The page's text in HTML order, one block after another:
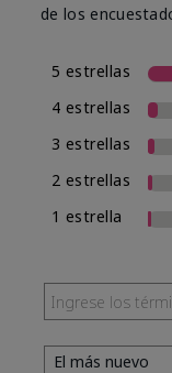
de los
5 estrellas
4 estrellas
3 estrellas
2 estrellas
1 estrella